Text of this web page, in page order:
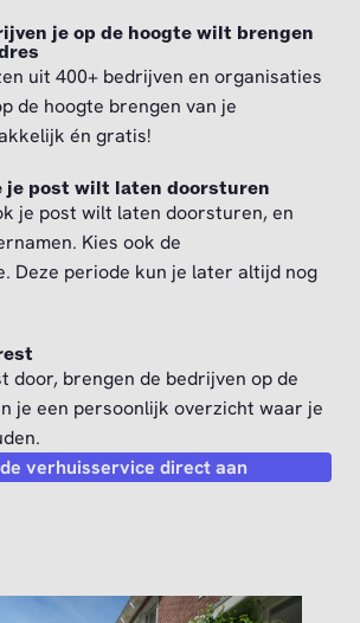
je op de hoogte wilt brengen
uit 400+ bedrijven en organisaties
de hoogte brengen van je
én gratis!
je post wilt laten doorsturen
je post wilt laten doorsturen, en
Kies ook de
Deze periode kun je later altijd nog
door, brengen de bedrijven op de
je een persoonlijk overzicht waar je
verhuisservice direct aan